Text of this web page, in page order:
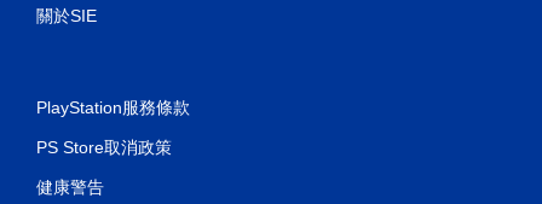
關於SIE
PlayStation服務條款
PS Store取消政策
健康警告